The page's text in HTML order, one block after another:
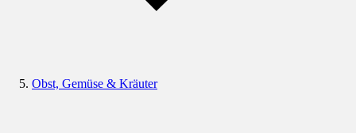
Obst, Gemüse & Kräuter